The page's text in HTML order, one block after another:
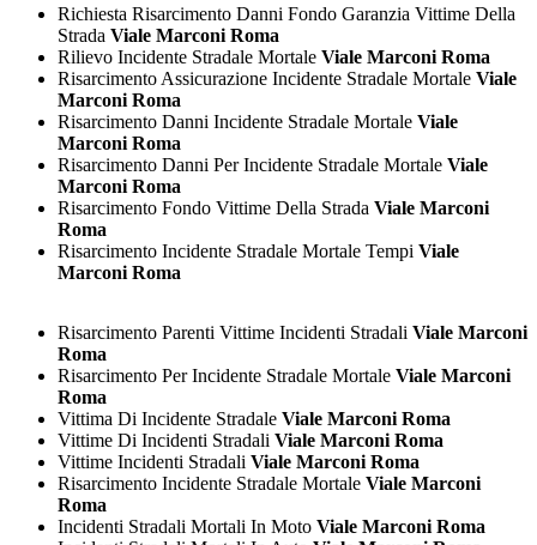
Richiesta Risarcimento Danni Fondo Garanzia Vittime Della
Strada Viale Marconi Roma
Rilievo Incidente Stradale Mortale Viale Marconi Roma
Risarcimento Assicurazione Incidente Stradale Mortale Viale
Marconi Roma
Risarcimento Danni Incidente Stradale Mortale Viale
Marconi Roma
Risarcimento Danni Per Incidente Stradale Mortale Viale
Marconi Roma
Risarcimento Fondo Vittime Della Strada Viale Marconi
Roma
Risarcimento Incidente Stradale Mortale Tempi Viale
Marconi Roma
Risarcimento Parenti Vittime Incidenti Stradali Viale Marconi
Roma
Risarcimento Per Incidente Stradale Mortale Viale Marconi
Roma
Vittima Di Incidente Stradale Viale Marconi Roma
Vittime Di Incidenti Stradali Viale Marconi Roma
Vittime Incidenti Stradali Viale Marconi Roma
Risarcimento Incidente Stradale Mortale Viale Marconi
Roma
Incidenti Stradali Mortali In Moto Viale Marconi Roma